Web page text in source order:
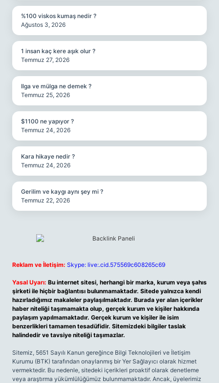
%100 viskos kumaş nedir ?
Ağustos 3, 2026
1 insan kaç kere aşık olur ?
Temmuz 27, 2026
Ilga ve mülga ne demek ?
Temmuz 25, 2026
$1100 ne yapıyor ?
Temmuz 24, 2026
Kara hikaye nedir ?
Temmuz 24, 2026
Gerilim ve kaygı aynı şey mi ?
Temmuz 22, 2026
Reklam ve İletişim: Skype: live:.cid.575569c608265c69
Yasal Uyarı: Bu internet sitesi, herhangi bir marka, kurum veya şahıs
şirketi ile hiçbir bağlantısı bulunmamaktadır. Sitede yalnızca kendi
hazırladığımız makaleler paylaşılmaktadır. Burada yer alan içerikler
haber niteliği taşımamakta olup, gerçek kurum ve kişiler hakkında
paylaşım yapılmamaktadır. Gerçek kurum ve kişiler ile isim
benzerlikleri tamamen tesadüfidir. Sitemizdeki bilgiler taslak
halindedir ve tavsiye niteliği taşımazlar.
Sitemiz, 5651 Sayılı Kanun gereğince Bilgi Teknolojileri ve İletişim
Kurumu (BTK) tarafından onaylanmış bir Yer Sağlayıcı olarak hizmet
vermektedir. Bu nedenle, sitedeki içerikleri proaktif olarak denetleme
veya araştırma yükümlülüğümüz bulunmamaktadır. Ancak, üyelerimiz